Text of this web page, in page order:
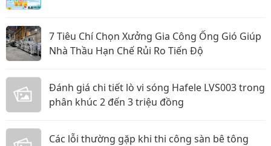
7 Tiêu Chí Chọn Xưởng Gia Công Ống Gió Giúp
Nhà Thầu Hạn Chế Rủi Ro Tiến Độ
Đánh giá chi tiết lò vi sóng Hafele LVS003 trong
phân khúc 2 đến 3 triệu đồng
Các lỗi thường gặp khi thi công sàn bê tông